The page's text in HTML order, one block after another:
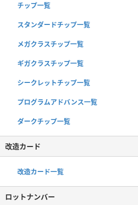
チップ一覧
スタンダードチップ一覧
メガクラスチップ一覧
ギガクラスチップ一覧
シークレットチップ一覧
プログラムアドバンス一覧
ダークチップ一覧
改造カード
改造カード一覧
ロットナンバー